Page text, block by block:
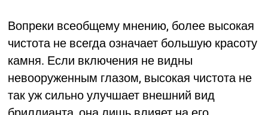
Вопреки всеобщему мнению, более высокая
чистота не всегда означает большую красоту
камня. Если включения не видны
невооруженным глазом, высокая чистота не
так уж сильно улучшает внешний вид